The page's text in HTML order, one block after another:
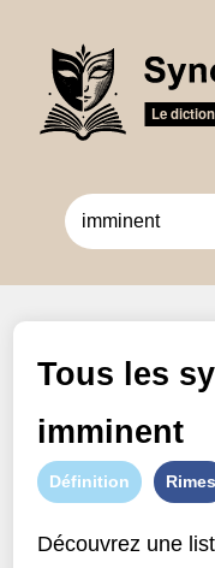
Tous les
imminent
Définition Rimes
Découvrez une